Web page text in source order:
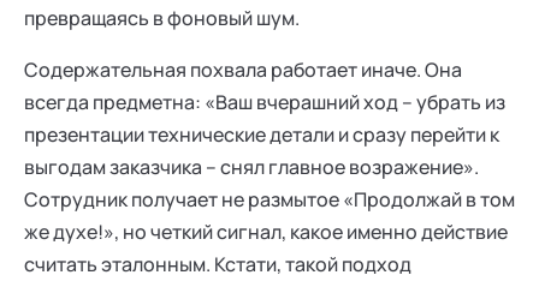
превращаясь в фоновый шум.
Содержательная похвала работает иначе. Она
всегда предметна: «Ваш вчерашний ход – убрать из
презентации технические детали и сразу перейти к
выгодам заказчика – снял главное возражение».
Сотрудник получает не размытое «Продолжай в том
же духе!», но четкий сигнал, какое именно действие
считать эталонным. Кстати, такой подход